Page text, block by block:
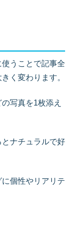
うことで記事全
く変わります。
写真を1枚添え
ナチュラルで好
個性やリアリテ